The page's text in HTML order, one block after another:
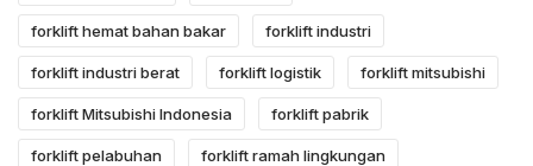
forklift hemat bahan bakar forklift industri
forklift industri berat forklift logistik forklift mitsubishi
forklift Mitsubishi Indonesia forklift pabrik
forklift pelabuhan forklift ramah lingkungan